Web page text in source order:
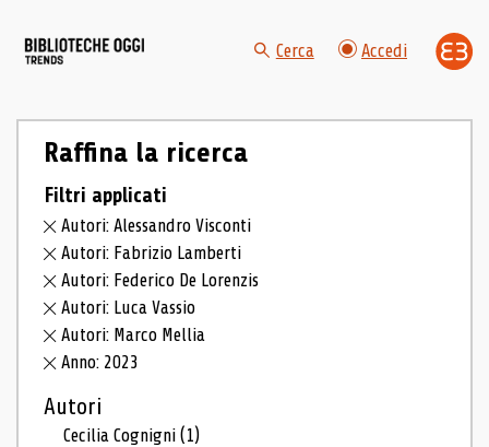
Cerca Accedi
Raffina la ricerca
Filtri applicati
Autori: Alessandro Visconti
Autori: Fabrizio Lamberti
Autori: Federico De Lorenzis
Autori: Luca Vassio
Autori: Marco Mellia
Anno: 2023
Autori
Cecilia Cognigni(1)